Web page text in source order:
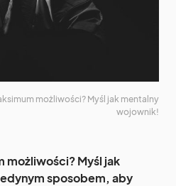
możliwości? Myśl jak mentalny
wojownik!
możliwości? Myśl jak
sposobem, aby